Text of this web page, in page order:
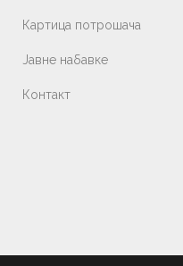
Картица потрошача
Јавне набавке
Контакт